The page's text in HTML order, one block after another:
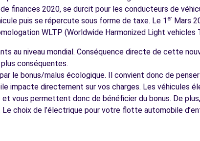
finances 2020, se durcit pour les conducteurs de
puis se répercute sous forme de taxe. Le 1er Mars
WLTP (Worldwide Harmonized Light vehicles
au niveau mondial. Conséquence directe de cette
conséquentes.
le bonus/malus écologique. Il convient donc de
impacte directement sur vos charges. Les véhicules
vous permettent donc de bénéficier du bonus. De
choix de l’électrique pour votre flotte automobile